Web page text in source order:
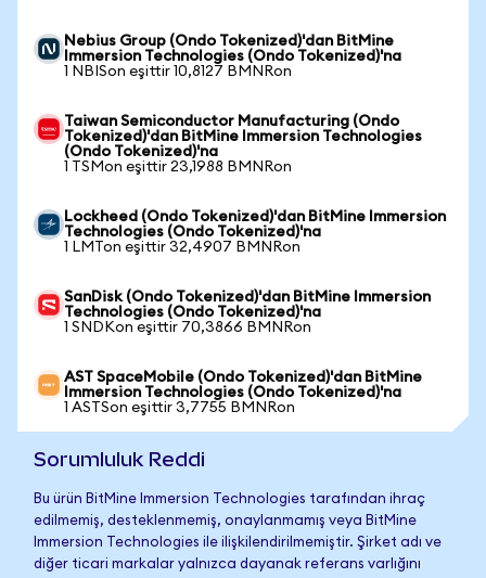
Nebius Group (Ondo Tokenized)'dan BitMine
Immersion Technologies (Ondo Tokenized)'na
1 NBISon eşittir 10,8127 BMNRon
Taiwan Semiconductor Manufacturing (Ondo
Tokenized)'dan BitMine Immersion Technologies
(Ondo Tokenized)'na
1 TSMon eşittir 23,1988 BMNRon
Lockheed (Ondo Tokenized)'dan BitMine Immersion
Technologies (Ondo Tokenized)'na
1 LMTon eşittir 32,4907 BMNRon
SanDisk (Ondo Tokenized)'dan BitMine Immersion
Technologies (Ondo Tokenized)'na
1 SNDKon eşittir 70,3866 BMNRon
AST SpaceMobile (Ondo Tokenized)'dan BitMine
Immersion Technologies (Ondo Tokenized)'na
1 ASTSon eşittir 3,7755 BMNRon
Sorumluluk Reddi
Bu ürün BitMine Immersion Technologies tarafından ihraç
edilmemiş, desteklenmemiş, onaylanmamış veya BitMine
Immersion Technologies ile ilişkilendirilmemiştir. Şirket adı ve
diğer ticari markalar yalnızca dayanak referans varlığını